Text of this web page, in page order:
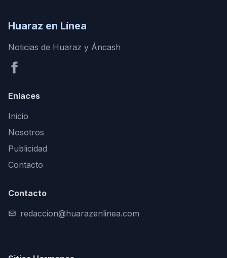
Huaraz en Línea
Noticias de Huaraz y Áncash
Enlaces
Inicio
Nosotros
Publicidad
Contacto
Contacto
redaccion@huarazenlinea.com